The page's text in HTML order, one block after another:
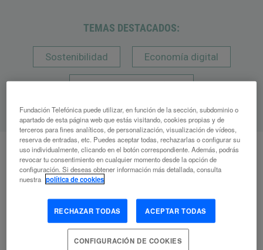
TEMAS DESTACADOS:
Sostenibilidad Economía digital
Creadores del mañana
AArtículos
relacionados
Fundación Telefónica puede utilizar, en función de la sección, subdominio o
apartado de esta página web que estás visitando, cookies propias y de
terceros para fines analíticos, de personalización, visualización de vídeos,
reserva de entradas, etc. Puedes aceptar todas, rechazarlas o configurar su
uso individualmente, clicando en el botón correspondiente. Además, podrás
revocar tu consentimiento en cualquier momento desde la opción de
configuración. Si deseas obtener información más detallada, consulta
nuestra política de cookies
RECHAZAR TODAS ACEPTAR TODAS
CONFIGURACIÓN DE COOKIES